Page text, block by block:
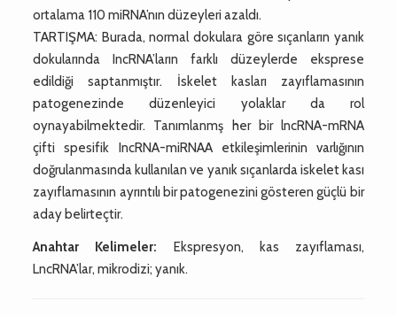
ortalama 110 miRNA’nın düzeyleri azaldı.
TARTIŞMA: Burada, normal dokulara göre sıçanların yanık
dokularında IncRNA’ların farklı düzeylerde eksprese
edildiği saptanmıştır. İskelet kasları zayıflamasının
patogenezinde düzenleyici yolaklar da rol
oynayabilmektedir. Tanımlanmş her bir lncRNA-mRNA
çifti spesifik IncRNA-miRNAA etkileşimlerinin varlığının
doğrulanmasında kullanılan ve yanık sıçanlarda iskelet kası
zayıflamasının ayrıntılı bir patogenezini gösteren güçlü bir
aday belirteçtir.
Anahtar Kelimeler: Ekspresyon, kas zayıflaması,
LncRNA’lar, mikrodizi; yanık.